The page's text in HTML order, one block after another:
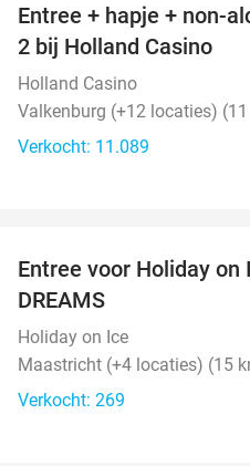
Entree + hapje + non-
2 bij Holland Casino
Holland Casino
Valkenburg (+12 locaties)
Verkocht: 11.089
Entree voor Holiday on
DREAMS
Holiday on Ice
Maastricht (+4 locaties) (15
Verkocht: 269